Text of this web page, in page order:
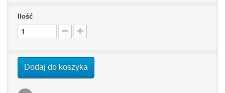
Ilość
Dodaj do koszyka